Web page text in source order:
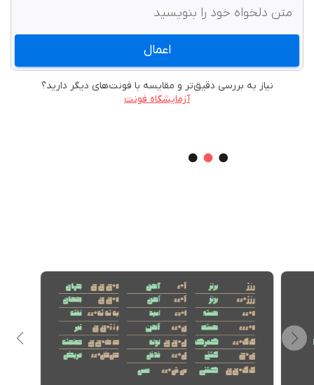
اعمال
نیاز به بررسی دقیق‌تر و مقایسه با فونت‌های دیگر دارید؟
آزمایشگاه فونت